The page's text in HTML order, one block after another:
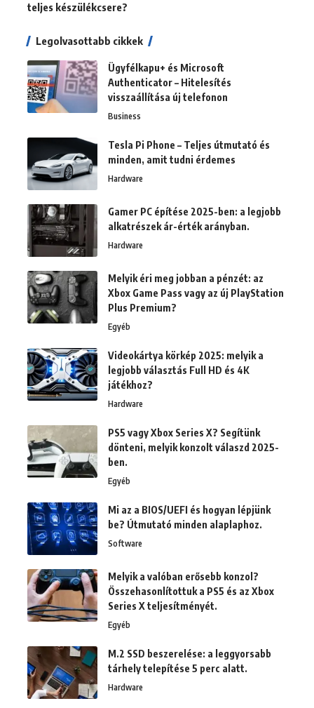
teljes készülékcsere?
Legolvasottabb cikkek
Ügyfélkapu+ és Microsoft
Authenticator – Hitelesítés
visszaállítása új telefonon
Business
Tesla Pi Phone – Teljes útmutató és
minden, amit tudni érdemes
Hardware
Gamer PC építése 2025-ben: a legjobb
alkatrészek ár-érték arányban.
Hardware
Melyik éri meg jobban a pénzét: az
Xbox Game Pass vagy az új PlayStation
Plus Premium?
Egyéb
Videokártya körkép 2025: melyik a
legjobb választás Full HD és 4K
játékhoz?
Hardware
PS5 vagy Xbox Series X? Segítünk
dönteni, melyik konzolt válaszd 2025-
ben.
Egyéb
Mi az a BIOS/UEFI és hogyan lépjünk
be? Útmutató minden alaplaphoz.
Software
Melyik a valóban erősebb konzol?
Összehasonlítottuk a PS5 és az Xbox
Series X teljesítményét.
Egyéb
M.2 SSD beszerelése: a leggyorsabb
tárhely telepítése 5 perc alatt.
Hardware